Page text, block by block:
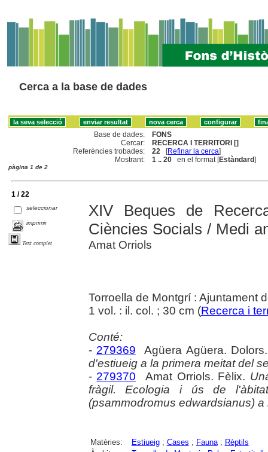
Cerca a la base de dades
Base de dades:
FONS
Cercar:
RECERCA I TERRITORI []
Referències trobades:
22 [Refinar la cerca]
Mostrant:
1 .. 20 en el format [Estàndard]
pàgina 1 de 2
1 / 22
seleccionar
imprimir
Text complet
XIV Beques de
Ciències Socials / Medi
Amat Orriols
Torroella de Montgrí : Ajuntament
1 vol. : il. col. ; 30 cm (Recerca i
Conté:
- 279369 Agüera Agüera.
d'estiueig a la primera meitat del
- 279370 Amat Orriols. Fèlix.
fràgil. Ecologia i ús de
(psammodromus edwardsianus)
Matèries: Estiueig; Cases ; Fauna; Rèptils